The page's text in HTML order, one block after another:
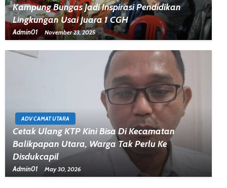
Kampung Bungas Jadi Inspirasi Pendidikan
Lingkungan Usai Juara 1 CGH
Admin01 November 23, 2025
ADV CAMAT UTARA
Cetak Ulang KTP Kini Bisa Di Kecamatan
Balikpapan Utara, Warga Tak Perlu Ke
Disdukcapil
Admin01 May 30, 2026